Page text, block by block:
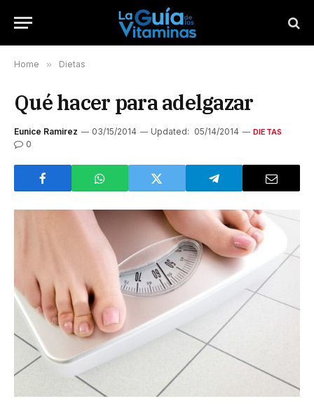
Home » Dietas
Qué hacer para adelgazar
Eunice Ramirez 03/15/2014 Updated: 05/14/2014 DIETAS
0